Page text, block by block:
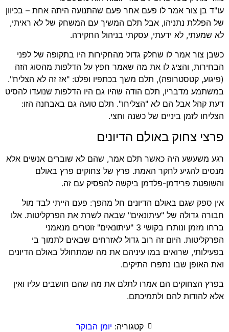
עו"ד בן צור אמר לו פעם אחר פעם שהתנועה היתה אחת – בכיוון
של הפללת נתניהו, אבל תלם המשיך עם המשחק של לא ראיתי,
לא שמעתי, לא ידעתי, עסקתי בניהול החקירה.
כשבן צור אמר לו שחלק גדול מהחקירות היו בתקופה של לפני
הבחירות, והציג לו את מה שאמר חפץ על הדלפות מהסוג הזה
(פיגוע, קטסטרופה), תלם משך בכתפיו ופלט: "אז זה לא הצליח".
במשתמע מדבריו, תלם הודה שהיו גם היו הדלפות שנועדו להסיט
דעת קהל אבל הם לא "הצליחו". תלם טועה גם באבחנה הזו:
הצליחו לזמן ביניים של כשנה וחצי.
פרצי צחוק באולם הדיונים
רגע משעשע היה כאשר תלם אמר, שהם לא שוברים אנשים אלא
מנסים להגיע לחקר האמת. פרץ של צחוקים פרץ באולם
והשופטת פרידמן-פלדמן ביקשה להפסיק עם זה.
אין ספק שגם באולם הדיונים חל מהפך: פעם הייתי לבד מול
חבורה גדולה של "עיתונאים" שבאה לשרת את הפרקליטות. אלו
ברחו מזמן ונותרו בקושי 3 "עיתונאים" זוטרים מנאמני
הפרקליטות. היום זה רוב גדול לאזרחים שבאים לתמוך בי
בפעילותי, שרואים במו עיניהם את מה שמתחולל באולם הדיונים
ואת האופן שבו נתפרו התיקים.
בפרץ הצחוקים הם אמרו לתלם את מה שהם חושבים עליו ואין
אלא להודות להם ולתמיכתם.
קטגוריה: יומן הבוקר